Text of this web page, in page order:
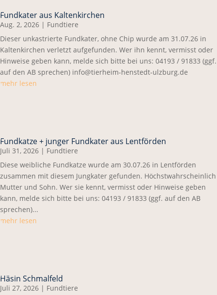
Fundkater aus Kaltenkirchen
Aug. 2, 2026 | Fundtiere
Dieser unkastrierte Fundkater, ohne Chip wurde am 31.07.26 in
Kaltenkirchen verletzt aufgefunden. Wer ihn kennt, vermisst oder
Hinweise geben kann, melde sich bitte bei uns: 04193 / 91833 (ggf.
auf den AB sprechen) info@tierheim-henstedt-ulzburg.de
mehr lesen
Fundkatze + junger Fundkater aus Lentförden
Juli 31, 2026 | Fundtiere
Diese weibliche Fundkatze wurde am 30.07.26 in Lentförden
zusammen mit diesem Jungkater gefunden. Höchstwahrscheinlich
Mutter und Sohn. Wer sie kennt, vermisst oder Hinweise geben
kann, melde sich bitte bei uns: 04193 / 91833 (ggf. auf den AB
sprechen)...
mehr lesen
Häsin Schmalfeld
Juli 27, 2026 | Fundtiere